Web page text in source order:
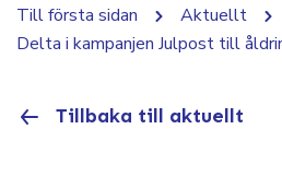
Till första sidan
Aktuellt
Delta i kampanjen Julpost till
Tillbaka till aktuellt